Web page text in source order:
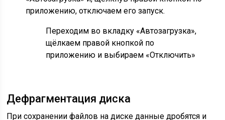
приложению, отключаем его запуск.
Переходим во вкладку «Автозагрузка»,
щёлкаем правой кнопкой по
приложению и выбираем «Отключить»
Дефрагментация диска
При сохранении файлов на диске данные дробятся и